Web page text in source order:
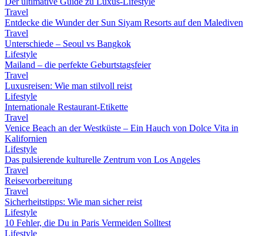
Travel
Entdecke die Wunder der Sun Siyam Resorts auf den Malediven
Travel
Unterschiede – Seoul vs Bangkok
Lifestyle
Mailand – die perfekte Geburtstagsfeier
Travel
Luxusreisen: Wie man stilvoll reist
Lifestyle
Internationale Restaurant-Etikette
Travel
Venice Beach an der Westküste – Ein Hauch von Dolce Vita in
Kalifornien
Lifestyle
Das pulsierende kulturelle Zentrum von Los Angeles
Travel
Reisevorbereitung
Travel
Sicherheitstipps: Wie man sicher reist
Lifestyle
10 Fehler, die Du in Paris Vermeiden Solltest
Lifestyle